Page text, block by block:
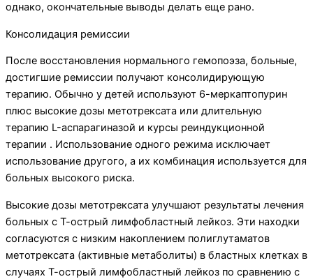
однако, окончательные выводы делать еще рано.
Консолидация ремиссии
После восстановления нормального гемопоэза, больные,
достигшие ремиссии получают консолидирующую
терапию. Обычно у детей используют 6-меркаптопурин
плюс высокие дозы метотрексата или длительную
терапию L-аспарагиназой и курсы реиндукционной
терапии . Использование одного режима исключает
использование другого, а их комбинация используется для
больных высокого риска.
Высокие дозы метотрексата улучшают результаты лечения
больных с Т-острый лимфобластный лейкоз. Эти находки
согласуются с низким накоплением полиглутаматов
метотрексата (активные метаболиты) в бластных клетках в
случаях Т-острый лимфобластный лейкоз по сравнению с